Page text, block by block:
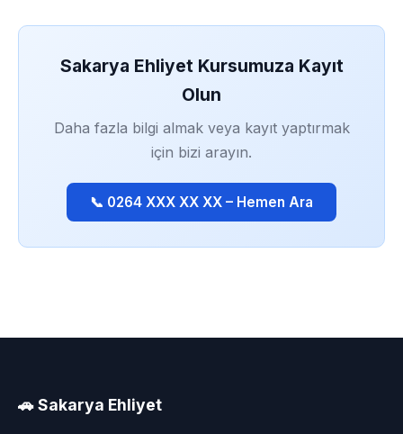
Sakarya Ehliyet Kursumuza Kayıt
Olun
Daha fazla bilgi almak veya kayıt yaptırmak
için bizi arayın.
📞 0264 XXX XX XX – Hemen Ara
🚗 Sakarya Ehliyet